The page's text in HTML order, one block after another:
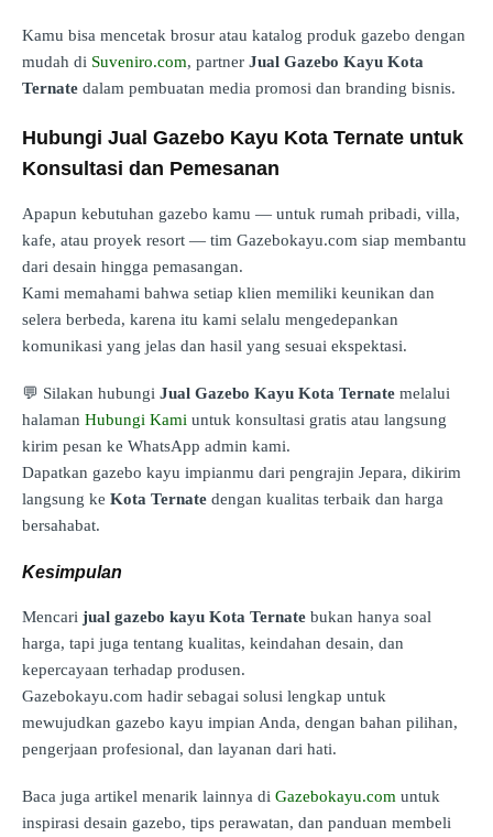
Kamu bisa mencetak brosur atau katalog produk gazebo dengan
mudah di Suveniro.com, partner Jual Gazebo Kayu Kota
Ternate dalam pembuatan media promosi dan branding bisnis.
Hubungi Jual Gazebo Kayu Kota Ternate untuk
Konsultasi dan Pemesanan
Apapun kebutuhan gazebo kamu — untuk rumah pribadi, villa,
kafe, atau proyek resort — tim Gazebokayu.com siap membantu
dari desain hingga pemasangan.
Kami memahami bahwa setiap klien memiliki keunikan dan
selera berbeda, karena itu kami selalu mengedepankan
komunikasi yang jelas dan hasil yang sesuai ekspektasi.
💬 Silakan hubungi Jual Gazebo Kayu Kota Ternate melalui
halaman Hubungi Kami untuk konsultasi gratis atau langsung
kirim pesan ke WhatsApp admin kami.
Dapatkan gazebo kayu impianmu dari pengrajin Jepara, dikirim
langsung ke Kota Ternate dengan kualitas terbaik dan harga
bersahabat.
Kesimpulan
Mencari jual gazebo kayu Kota Ternate bukan hanya soal
harga, tapi juga tentang kualitas, keindahan desain, dan
kepercayaan terhadap produsen.
Gazebokayu.com hadir sebagai solusi lengkap untuk
mewujudkan gazebo kayu impian Anda, dengan bahan pilihan,
pengerjaan profesional, dan layanan dari hati.
Baca juga artikel menarik lainnya di Gazebokayu.com untuk
inspirasi desain gazebo, tips perawatan, dan panduan membeli